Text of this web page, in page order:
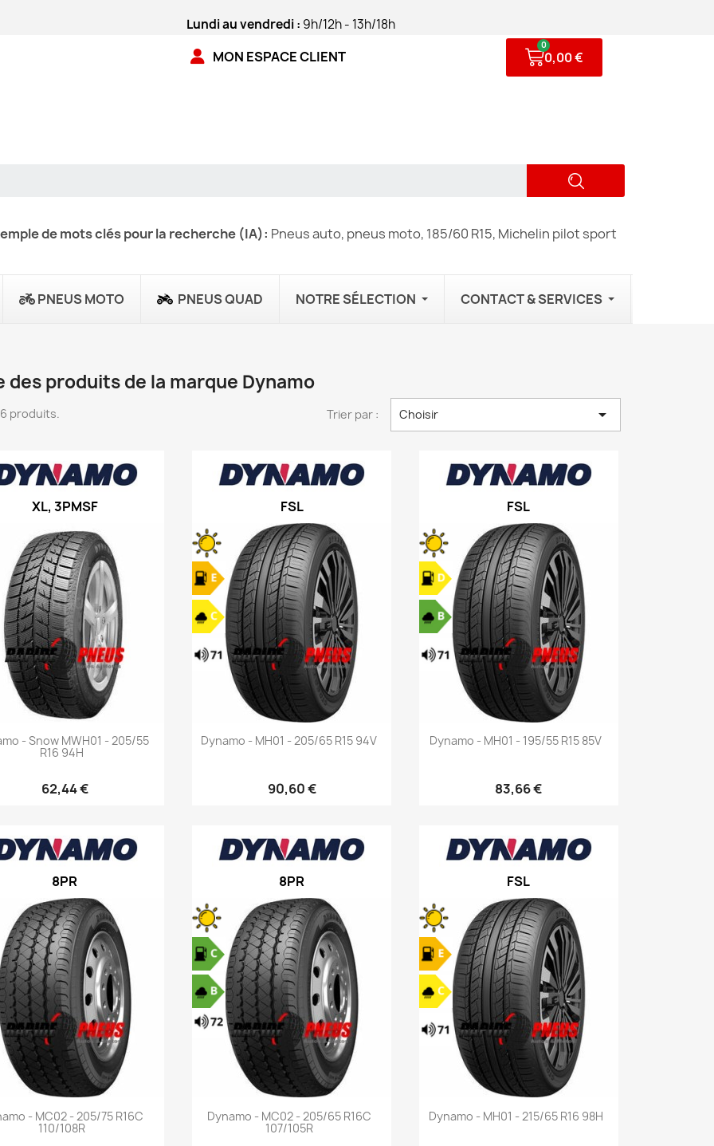
Lundi au vendredi : 9h/12h - 13h/18h
MON ESPACE CLIENT 0,00 €
de mots clés pour la recherche (IA): Pneus auto, pneus moto, 185/60 R15, Michelin pilot sport
PNEUS MOTO PNEUS QUAD NOTRE SÉLECTION CONTACT & SERVICES
des produits de la marque Dynamo
produits. Trier par : Choisir 
XL, 3PMSF
Aperçu rapide
- Snow MWH01 - 205/55
R16 94H
62,44 €
FSL
Aperçu rapide
Dynamo - MH01 - 205/65 R15 94V
90,60 €
FSL
Aperçu rapide
Dynamo - MH01 - 195/55 R15 85V
83,66 €
8PR
Aperçu rapide
- MC02 - 205/75 R16C
110/108R
8PR
Aperçu rapide
Dynamo - MC02 - 205/65 R16C
107/105R
FSL
Aperçu rapide
Dynamo - MH01 - 215/65 R16 98H